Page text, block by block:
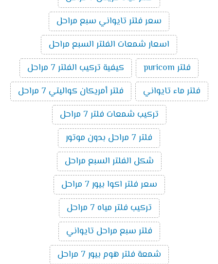
سعر فلتر تايواني سبع مراحل
اسعار شمعات الفلتر السبع مراحل
فلتر puricom
كيفية تركيب الفلتر 7 مراحل
فلتر ماء تايواني
فلتر أمريكان كواليتي 7 مراحل
تركيب شمعات فلتر 7 مراحل
فلتر 7 مراحل بدون موتور
شكل الفلتر السبع مراحل
سعر فلتر اكوا بيور 7 مراحل
تركيب فلتر مياه 7 مراحل
فلتر سبع مراحل تايواني
شمعة فلتر هوم بيور 7 مراحل